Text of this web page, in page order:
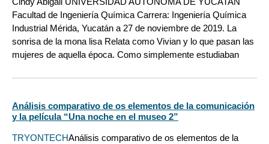
Facultad de Ingeniería Química Carrera: Ingeniería Química
Industrial Mérida, Yucatán a 27 de noviembre de 2019. La
sonrisa de la mona lisa Relata como Vivian y lo que pasan las
mujeres de aquella época. Como simplemente estudiaban
Análisis comparativo de os elementos de la comunicación
y la película “Una noche en el museo 2”
TRYONTECHAnálisis comparativo de os elementos de la